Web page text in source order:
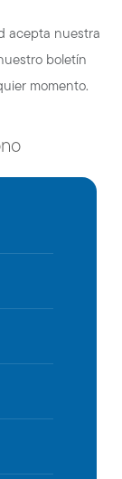
acepta nuestra
boletín
momento.